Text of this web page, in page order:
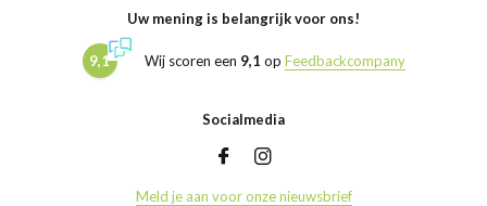
Uw mening is belangrijk voor ons!
9,1 Wij scoren een 9,1 op Feedbackcompany
Socialmedia
Meld je aan voor onze nieuwsbrief